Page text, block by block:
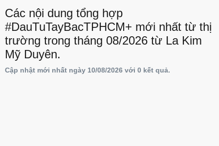
Các nội dung tổng hợp
#DauTuTayBacTPHCM+ mới nhất từ thị
trường trong tháng 08/2026 từ La Kim
Mỹ Duyên.
Cập nhật mới nhất ngày 10/08/2026 với 0 kết quả.